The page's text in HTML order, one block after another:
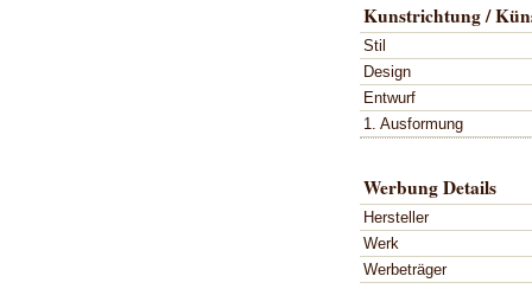
Kunstrichtung /
Stil
Design
Entwurf
1. Ausformung
Werbung Details
Hersteller
Werk
Werbeträger